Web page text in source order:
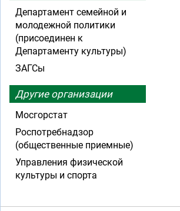
Департамент семейной и
молодежной политики
(присоединен к
Департаменту культуры)
ЗАГСы
Другие организации
Мосгорстат
Роспотребнадзор
(общественные приемные)
Управления физической
культуры и спорта